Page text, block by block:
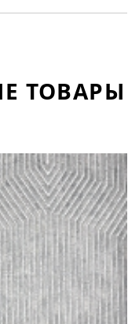
ТОВАРЫ